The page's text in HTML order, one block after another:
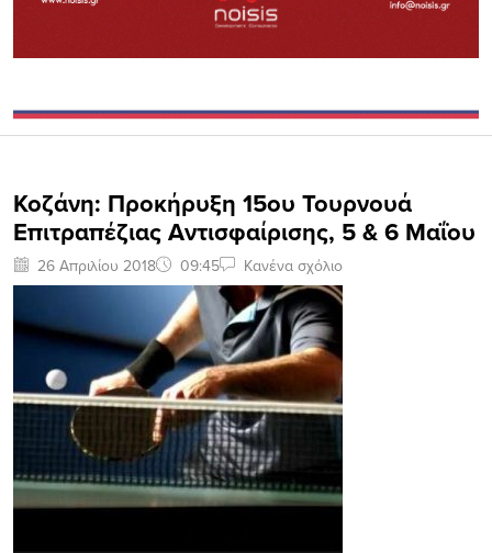
Κοζάνη: Προκήρυξη 15ου Τουρνουά
Επιτραπέζιας Αντισφαίρισης, 5 & 6 Μαΐου
26 Απριλίου 2018 09:45 Κανένα σχόλιο